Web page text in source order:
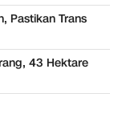
Pastikan Trans
43 Hektare